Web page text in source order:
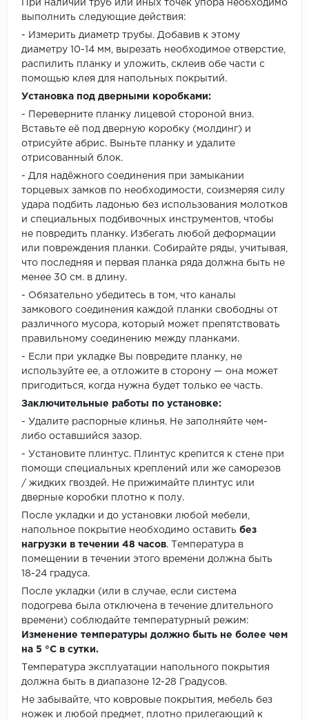
При наличии труб или иных точек упора необходимо
выполнить следующие действия:
- Измерить диаметр трубы. Добавив к этому
диаметру 10-14 мм, вырезать необходимое отверстие,
распилить планку и уложить, склеив обе части с
помощью клея для напольных покрытий.
Установка под дверными коробками:
- Переверните планку лицевой стороной вниз.
Вставьте её под дверную коробку (молдинг) и
отрисуйте абрис. Выньте планку и удалите
отрисованный блок.
- Для надёжного соединения при замыкании
торцевых замков по необходимости, соизмеряя силу
удара подбить ладонью без использования молотков
и специальных подбивочных инструментов, чтобы
не повредить планку. Избегать любой деформации
или повреждения планки. Собирайте ряды, учитывая,
что последняя и первая планка ряда должна быть не
менее 30 см. в длину.
- Обязательно убедитесь в том, что каналы
замкового соединения каждой планки свободны от
различного мусора, который может препятствовать
правильному соединению между планками.
- Если при укладке Вы повредите планку, не
используйте ее, а отложите в сторону — она может
пригодиться, когда нужна будет только ее часть.
Заключительные работы по установке:
- Удалите распорные клинья. Не заполняйте чем-
либо оставшийся зазор.
- Установите плинтус. Плинтус крепится к стене при
помощи специальных креплений или же саморезов
/ жидких гвоздей. Не прижимайте плинтус или
дверные коробки плотно к полу.
После укладки и до установки любой мебели,
напольное покрытие необходимо оставить без
нагрузки в течении 48 часов. Температура в
помещении в течении этого времени должна быть
18-24 градуса.
После укладки (или в случае, если система
подогрева была отключена в течение длительного
времени) соблюдайте температурный режим:
Изменение температуры должно быть не более чем
на 5 °C в сутки.
Температура эксплуатации напольного покрытия
должна быть в диапазоне 12-28 Градусов.
Не забывайте, что ковровые покрытия, мебель без
ножек и любой предмет, плотно прилегающий к